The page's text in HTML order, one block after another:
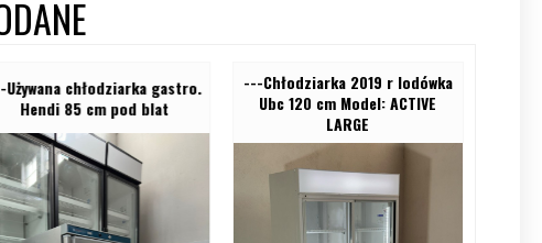
chłodziarka gastro.
Hendi 85 cm pod blat
---Chłodziarka 2019 r lodówka
Ubc 120 cm Model: ACTIVE
LARGE